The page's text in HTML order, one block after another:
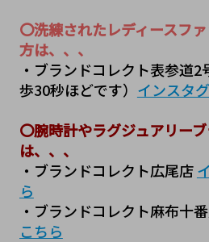
〇洗練されたレディースフ
方は、、、
・ブランドコレクト表参道
歩30秒ほどです） インスタ
〇腕時計やラグジュアリー
は、、、
・ブランドコレクト広尾店
ら
・ブランドコレクト麻布十
こちら